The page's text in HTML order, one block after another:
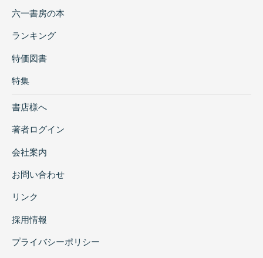
六一書房の本
ランキング
特価図書
特集
書店様へ
著者ログイン
会社案内
お問い合わせ
リンク
採用情報
プライバシーポリシー